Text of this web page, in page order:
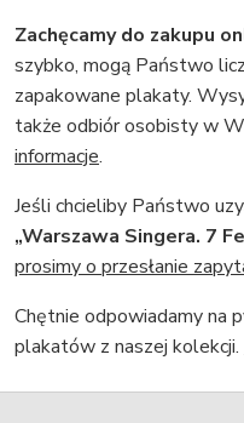
Zachęcamy do zakupu
szybko, mogą Państwo
zapakowane plakaty.
także odbiór osobisty w
informacje.
Jeśli chcieliby Państwo
„Warszawa Singera. 7
prosimy o przesłanie
Chętnie odpowiadamy na
plakatów z naszej kolekcji.